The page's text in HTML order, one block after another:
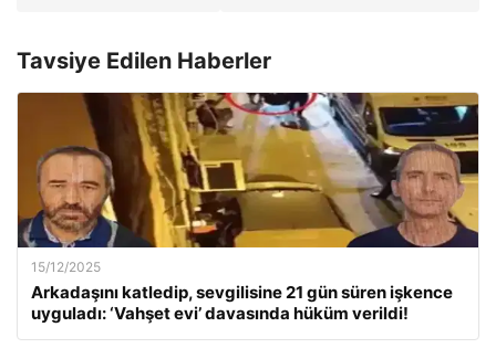
Tavsiye Edilen Haberler
15/12/2025
Arkadaşını katledip, sevgilisine 21 gün süren işkence
uyguladı: ‘Vahşet evi’ davasında hüküm verildi!